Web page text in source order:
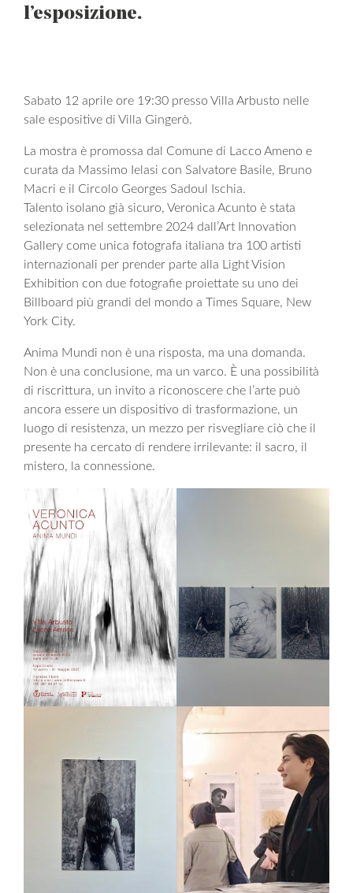
l’esposizione.
Sabato 12 aprile ore 19:30 presso Villa Arbusto nelle
sale espositive di Villa Gingerò.
La mostra è promossa dal Comune di Lacco Ameno e
curata da Massimo Ielasi con Salvatore Basile, Bruno
Macri e il Circolo Georges Sadoul Ischia.
Talento isolano già sicuro, Veronica Acunto è stata
selezionata nel settembre 2024 dall’Art Innovation
Gallery come unica fotografa italiana tra 100 artisti
internazionali per prender parte alla Light Vision
Exhibition con due fotografie proiettate su uno dei
Billboard più grandi del mondo a Times Square, New
York City.
Anima Mundi non è una risposta, ma una domanda.
Non è una conclusione, ma un varco. È una possibilità
di riscrittura, un invito a riconoscere che l’arte può
ancora essere un dispositivo di trasformazione, un
luogo di resistenza, un mezzo per risvegliare ciò che il
presente ha cercato di rendere irrilevante: il sacro, il
mistero, la connessione.